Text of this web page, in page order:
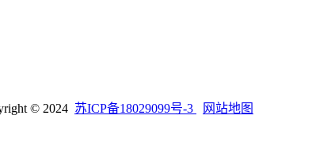
© 2024 苏ICP备18029099号-3 网站地图